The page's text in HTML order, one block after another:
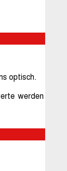
optisch.
werden